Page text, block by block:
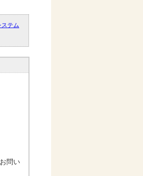
ステム
問い